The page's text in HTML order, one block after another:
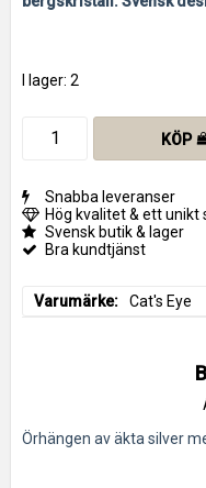
I lager: 2
KÖP
Snabba leveranser
Hög kvalitet & ett
Svensk butik & lager
Bra kundtjänst
Varumärke Cat's Eye
Örhängen av äkta silver